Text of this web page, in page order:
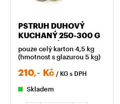
PSTRUH DUHOVÝ
KUCHANÝ 250-300 G
ZMRAZENÝ
pouze celý karton 4,5 kg
(hmotnost s glazurou 5 kg)
210,- Kč / KG s DPH
Skladem